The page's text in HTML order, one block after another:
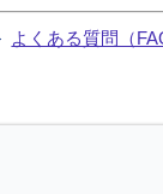
よくある質問（